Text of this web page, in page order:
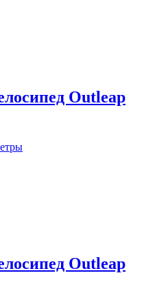
Outleap
Этот
товара.
Outleap